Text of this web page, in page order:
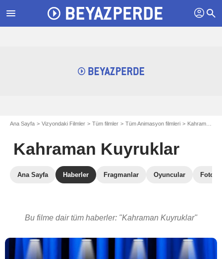
menu profil search
Ana Sayfa Vizyondaki Filmler Tüm filmler Tüm Animasyon filmleri Kahraman Kuyruklar
Kahraman Kuyruklar
Ana Sayfa Haberler Fragmanlar Oyuncular
Bu filme dair tüm haberler: "Kahraman Kuyruklar"